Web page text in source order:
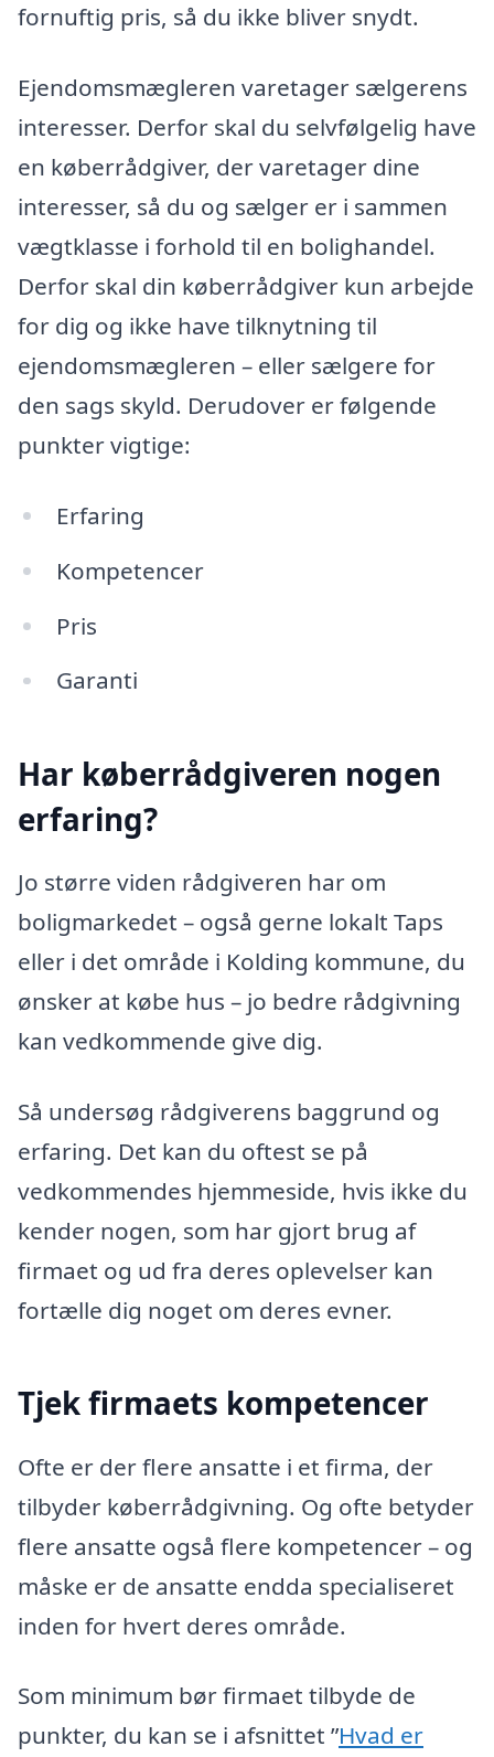
fornuftig pris, så du ikke bliver snydt.
Ejendomsmægleren varetager sælgerens
interesser. Derfor skal du selvfølgelig have
en køberrådgiver, der varetager dine
interesser, så du og sælger er i sammen
vægtklasse i forhold til en bolighandel.
Derfor skal din køberrådgiver kun arbejde
for dig og ikke have tilknytning til
ejendomsmægleren – eller sælgere for
den sags skyld. Derudover er følgende
punkter vigtige:
Erfaring
Kompetencer
Pris
Garanti
Har køberrådgiveren nogen
erfaring?
Jo større viden rådgiveren har om
boligmarkedet – også gerne lokalt Taps
eller i det område i Kolding kommune, du
ønsker at købe hus – jo bedre rådgivning
kan vedkommende give dig.
Så undersøg rådgiverens baggrund og
erfaring. Det kan du oftest se på
vedkommendes hjemmeside, hvis ikke du
kender nogen, som har gjort brug af
firmaet og ud fra deres oplevelser kan
fortælle dig noget om deres evner.
Tjek firmaets kompetencer
Ofte er der flere ansatte i et firma, der
tilbyder køberrådgivning. Og ofte betyder
flere ansatte også flere kompetencer – og
måske er de ansatte endda specialiseret
inden for hvert deres område.
Som minimum bør firmaet tilbyde de
punkter, du kan se i afsnittet ”Hvad er